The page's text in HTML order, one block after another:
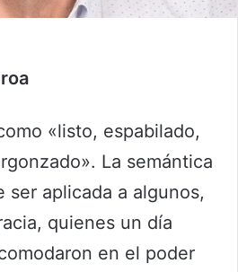
«listo, espabilado,
La semántica
ser aplicada a algunos,
quienes un día
en el poder